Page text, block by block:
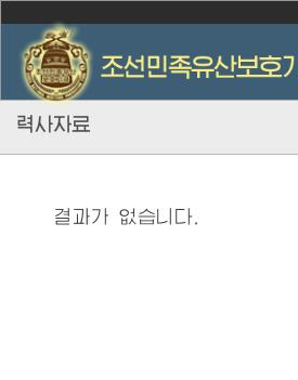
력사자료
결과가 없습니다.